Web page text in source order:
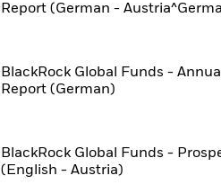
Report (German -
BlackRock Global Funds -
Report (German)
BlackRock Global Funds -
(English - Austria)